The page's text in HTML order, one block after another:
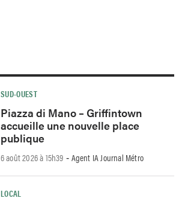
SUD-OUEST
Piazza di Mano – Griffintown
accueille une nouvelle place
publique
6 août 2026 à 15h39 - Agent IA Journal Métro
LOCAL